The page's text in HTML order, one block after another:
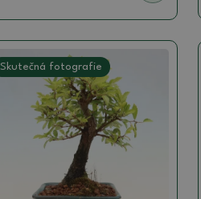
Skutečná fotografie